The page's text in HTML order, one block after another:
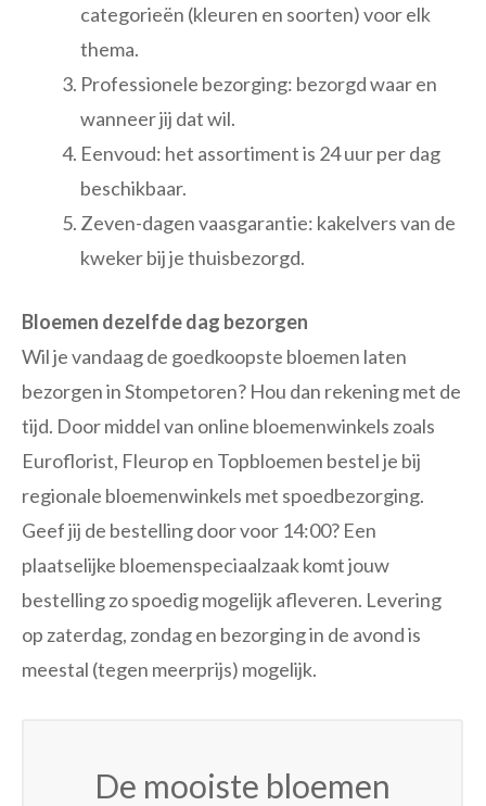
categorieën (kleuren en soorten) voor elk
thema.
Professionele bezorging: bezorgd waar en
wanneer jij dat wil.
Eenvoud: het assortiment is 24 uur per dag
beschikbaar.
Zeven-dagen vaasgarantie: kakelvers van de
kweker bij je thuisbezorgd.
Bloemen dezelfde dag bezorgen
Wil je vandaag de goedkoopste bloemen laten
bezorgen in Stompetoren? Hou dan rekening met de
tijd. Door middel van online bloemenwinkels zoals
Euroflorist, Fleurop en Topbloemen bestel je bij
regionale bloemenwinkels met spoedbezorging.
Geef jij de bestelling door voor 14:00? Een
plaatselijke bloemenspeciaalzaak komt jouw
bestelling zo spoedig mogelijk afleveren. Levering
op zaterdag, zondag en bezorging in de avond is
meestal (tegen meerprijs) mogelijk.
De mooiste bloemen